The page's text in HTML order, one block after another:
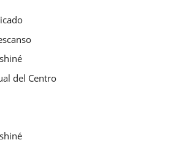
del Centro